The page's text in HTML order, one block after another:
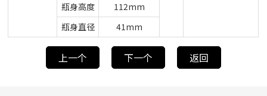
瓶身高度
112mm
瓶身直径
41mm
上一个 下一个 返回